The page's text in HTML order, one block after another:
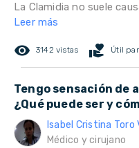
La Clamidia no suele
Leer más
remove_red_eye 3142 vistas volunteer_activism Útil
Tengo sensación de
¿Qué puede ser y
Isabel Cristina Toro
Médico y cirujano